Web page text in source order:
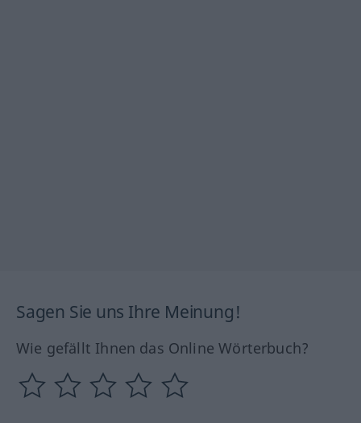
Sagen Sie uns Ihre Meinung!
Wie gefällt Ihnen das Online Wörterbuch?